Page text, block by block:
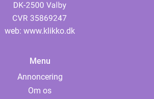
web: www.klikko.dk
Menu
Annoncering
Om os